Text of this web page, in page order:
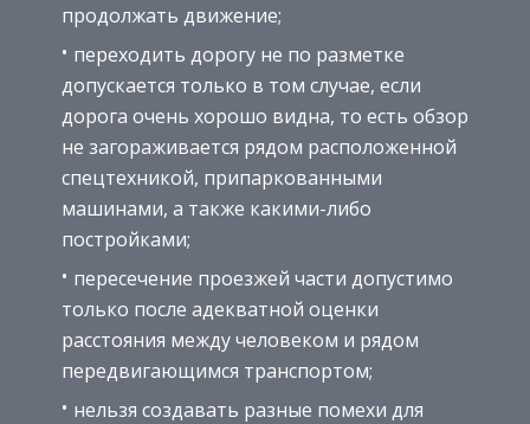
продолжать движение;
переходить дорогу не по разметке
допускается только в том случае, если
дорога очень хорошо видна, то есть обзор
не загораживается рядом расположенной
спецтехникой, припаркованными
машинами, а также какими-либо
постройками;
пересечение проезжей части допустимо
только после адекватной оценки
расстояния между человеком и рядом
передвигающимся транспортом;
нельзя создавать разные помехи для